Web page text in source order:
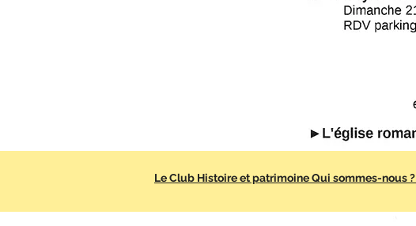
Le Club Histoire et patrimoine Qui sommes-nous ?